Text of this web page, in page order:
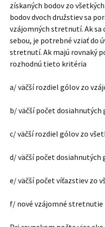
získaných bodov zo
bodov dvoch družstiev sa
vzájomných stretnutí. Ak
sebou, je potrebné vziať do
stretnutí. Ak majú rovnaký
rozhodnú tieto kritéria
a/ väčší rozdiel gólov zo
b/ väčší počet
c/ väčší rozdiel gólov zo
d/ väčší počet
e/ väčší počet víťazstiev zo
f/ nové vzájomné stretnutie